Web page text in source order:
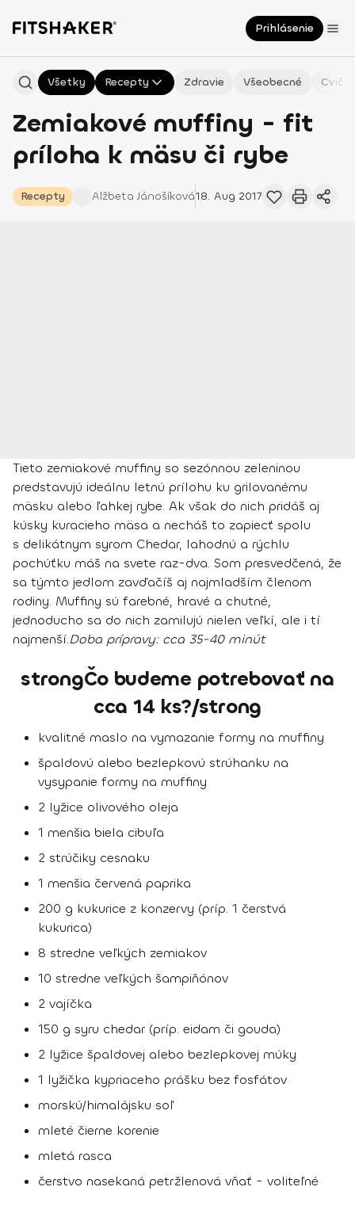
Prihlásenie
Všetky Recepty Zdravie Všeobecné
Zemiakové muffiny - fit
príloha k mäsu či rybe
Recepty Alžbeta Jánošíková18. Aug 2017
Tieto zemiakové muffiny so sezónnou zeleninou
predstavujú ideálnu letnú prílohu ku grilovanému
mäsku alebo ľahkej rybe. Ak však do nich pridáš aj
kúsky kuracieho mäsa a necháš to zapiecť spolu
s delikátnym syrom Chedar, lahodnú a rýchlu
pochúťku máš na svete raz-dva. Som presvedčená, že
sa týmto jedlom zavďačíš aj najmladším členom
rodiny. Muffiny sú farebné, hravé a chutné,
jednoducho sa do nich zamilujú nielen veľkí, ale i tí
najmenší.Doba prípravy: cca 35-40 minút
strongČo budeme potrebovať na
cca 14 ks?/strong
kvalitné maslo na vymazanie formy na muffiny
špaldovú alebo bezlepkovú strúhanku na
vysypanie formy na muffiny
2 lyžice olivového oleja
1 menšia biela cibuľa
2 strúčiky cesnaku
1 menšia červená paprika
200 g kukurice z konzervy (príp. 1 čerstvá
kukurica)
8 stredne veľkých zemiakov
10 stredne veľkých šampiňónov
2 vajíčka
150 g syru chedar (príp. eidam či gouda)
2 lyžice špaldovej alebo bezlepkovej múky
1 lyžička kypriaceho prášku bez fosfátov
morskú/himalájsku soľ
mleté čierne korenie
mletá rasca
čerstvo nasekaná petržlenová vňať - voliteľné